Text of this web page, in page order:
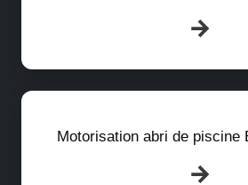
Motorisation abri de piscine